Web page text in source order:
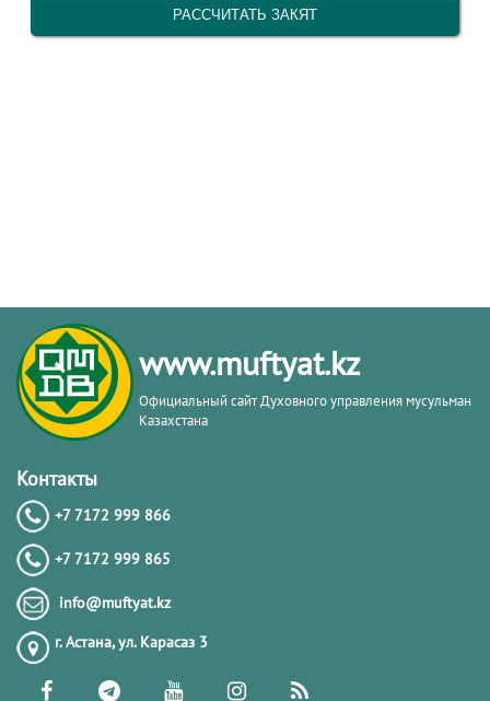
www.muftyat.kz
Официальный сайт Духовного управления мусульман
Казахстана
Контакты
+7 7172 999 866
+7 7172 999 865
info@muftyat.kz
г. Астана, ул. Карасаз 3